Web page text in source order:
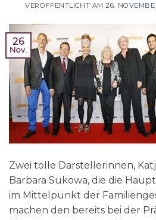
VERÖFFENTLICHT AM26.
26
Nov.
Zwei tolle Darstellerinnen,
Barbara Sukowa, die die
im Mittelpunkt der
machen den bereits bei der